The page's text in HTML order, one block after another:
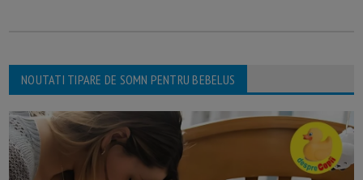
NOUTATI TIPARE DE SOMN PENTRU BEBELUS